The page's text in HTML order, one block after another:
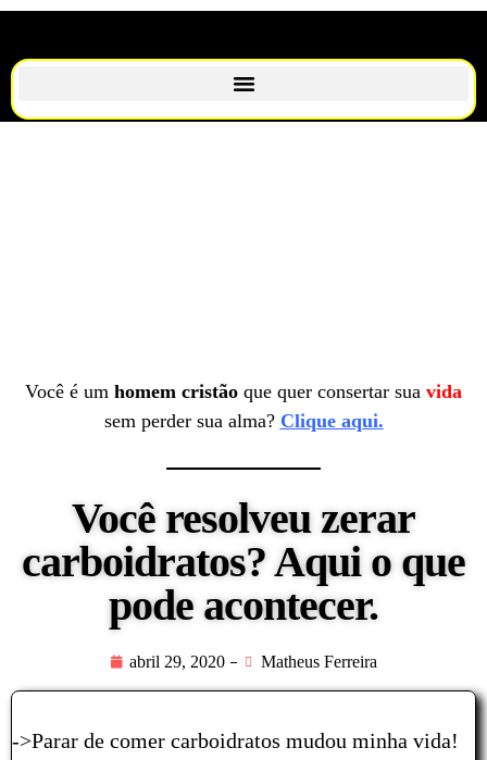
Você é um homem cristão que quer consertar sua vida
sem perder sua alma? Clique aqui.
Você resolveu zerar
carboidratos? Aqui o que
pode acontecer.
abril 29, 2020 Matheus Ferreira
->Parar de comer carboidratos mudou minha vida!